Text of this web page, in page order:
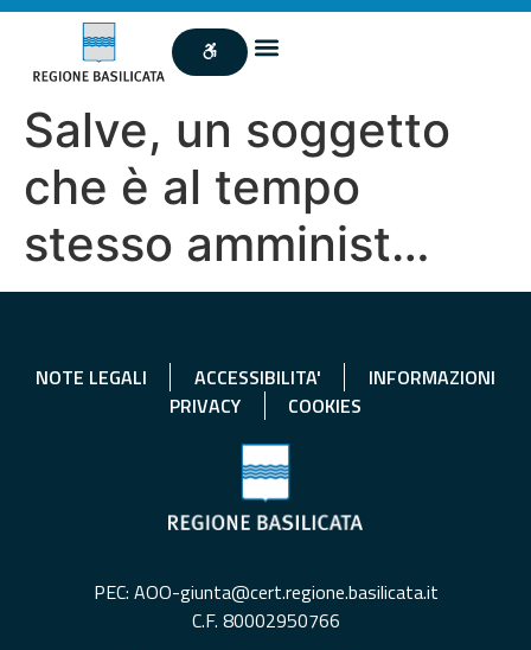
Salve, un soggetto
che è al tempo
stesso amminist…
NOTE LEGALI ACCESSIBILITA'
INFORMAZIONI
PRIVACY
COOKIES
PEC: AOO-giunta@cert.regione.basilicata.it
C.F. 80002950766